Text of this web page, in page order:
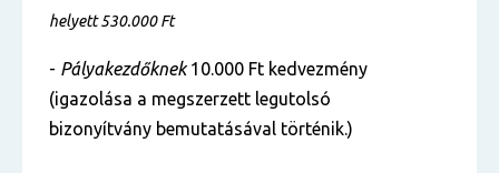
helyett 530.000 Ft
- Pályakezdőknek10.000 Ft kedvezmény
(igazolása a megszerzett legutolsó
bizonyítvány bemutatásával történik.)